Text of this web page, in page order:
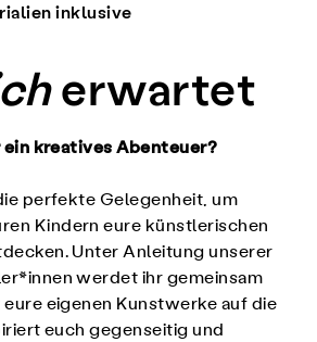
inklusive
erwartet
kreatives Abenteuer?
perfekte Gelegenheit, um
Kindern eure künstlerischen
Unter Anleitung unserer
werdet ihr gemeinsam
eigenen Kunstwerke auf die
euch gegenseitig und